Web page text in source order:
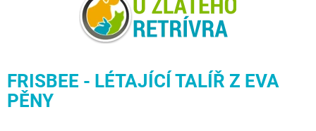
FRISBEE - LÉTAJÍCÍ TALÍŘ Z EVA
PĚNY